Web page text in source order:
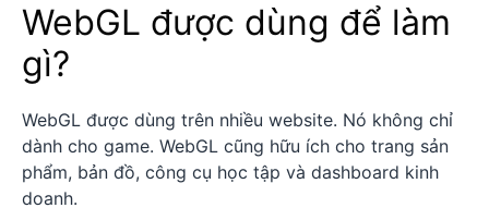
WebGL được dùng để làm
gì?
WebGL được dùng trên nhiều website. Nó không chỉ
dành cho game. WebGL cũng hữu ích cho trang sản
phẩm, bản đồ, công cụ học tập và dashboard kinh
doanh.